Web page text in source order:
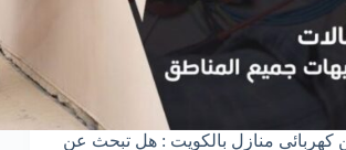
منازل بالكويت : هل تبحث عن